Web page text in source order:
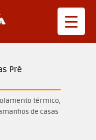
Pré
térmico,
de casas